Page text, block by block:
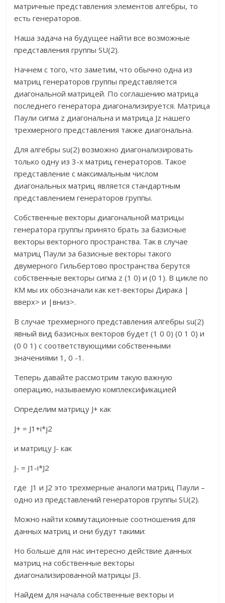
матричные представления элементов алгебры, то
есть генераторов.
Наша задача на будущее найти все возможные
представления группы SU(2).
Начнем с того, что заметим, что обычно одна из
матриц генераторов группы представляется
диагональной матрицей. По соглашению матрица
последнего генератора диагонализируется. Матрица
Паули сигма z диагональна и матрица Jz нашего
трехмерного представления также диагональна.
Для алгебры su(2) возможно диагонализировать
только одну из 3-х матриц генераторов. Такое
представление с максимальным числом
диагональных матриц является стандартным
представлением генераторов группы.
Собственные векторы диагональной матрицы
генератора группы принято брать за базисные
векторы векторного пространства. Так в случае
матриц Паули за базисные векторы такого
двумерного Гильбертово пространства берутся
собственные векторы сигма z (1 0) и (0 1). В цикле по
КМ мы их обозначали как кет-векторы Дирака |
вверх> и |вниз>.
В случае трехмерного представления алгебры su(2)
явный вид базисных векторов будет (1 0 0) (0 1 0) и
(0 0 1) с соответствующими собственными
значениями 1, 0 -1.
Теперь давайте рассмотрим такую важную
операцию, называемую комплексификацией
Определим матрицу J+ как
J+ = J1+i*j2
и матрицу J- как
J- = J1-i*J2
где J1 и J2 это трехмерные аналоги матриц Паули –
одно из представлений генераторов группы SU(2).
Можно найти коммутационные соотношения для
данных матриц и они будут такими:
Но больше для нас интересно действие данных
матриц на собственные векторы
диагонализированной матрицы J3.
Найдем для начала собственные векторы и